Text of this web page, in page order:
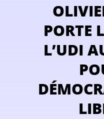
PORTE
L’UDI